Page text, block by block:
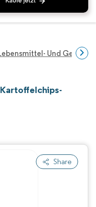
Und
Share